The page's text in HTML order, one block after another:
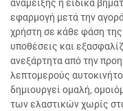
ανάμειξης ή ειδικά
εφαρμογή μετά την
χρήστη σε κάθε φάση της
υποθέσεις και
ανεξάρτητα από την
λεπτομερούς
δημιουργεί ομαλή,
των ελαστικών χωρίς